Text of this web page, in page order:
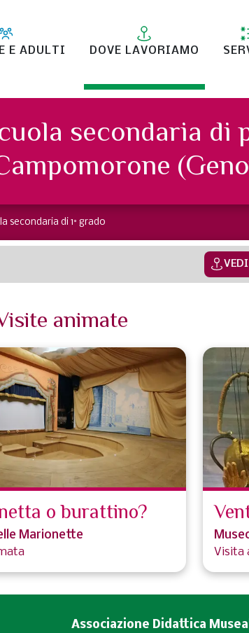
E ADULTI DOVE LAVORIAMO
secondaria di
secondaria di 1° grado
animate
o burattino?
Marionette
Visita
Associazione Didattica